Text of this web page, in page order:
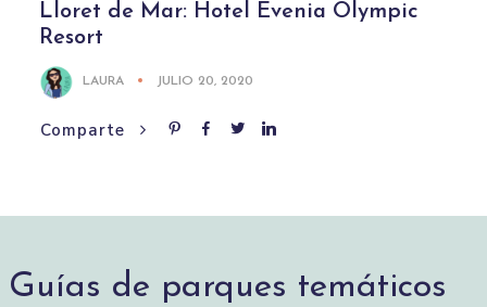
Lloret de Mar: Hotel Evenia Olympic
Resort
LAURA JULIO 20, 2020
Comparte
Guías de parques temáticos